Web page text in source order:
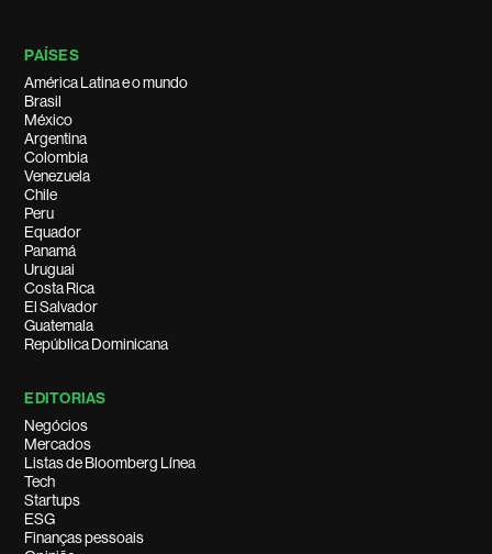
PAÍSES
América Latina e o mundo
Brasil
México
Argentina
Colombia
Venezuela
Chile
Peru
Equador
Panamá
Uruguai
Costa Rica
El Salvador
Guatemala
República Dominicana
EDITORIAS
Negócios
Mercados
Listas de Bloomberg Línea
Tech
Startups
ESG
Finanças pessoais